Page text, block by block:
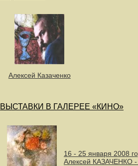
Алексей Казаченко
ВЫСТАВКИ В ГАЛЕРЕЕ «КИНО»
16 - 25 января 2008
Алексей